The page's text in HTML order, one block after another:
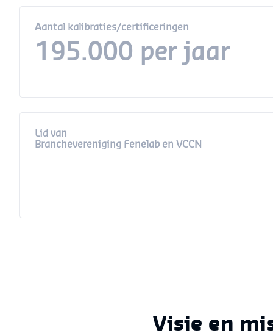
Aantal kalibraties/certificeringen
195.000 per jaar
Lid van
Branchevereniging Fenelab en VCCN
Visie en